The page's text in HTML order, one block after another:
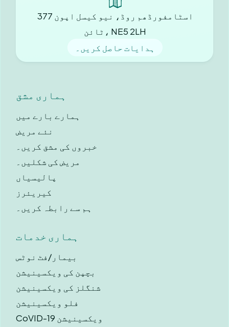
377 اسٹامفورڈھم روڈ، نیو کیسل اپون
ٹائن، NE5 2LH
ہدایات حاصل کریں۔
ہماری مشق
ہمارے بارے میں
نئے مریض
خبروں کی مشق کریں۔
مریض کی شکلیں۔
پالیسیاں
کیریئرز
ہم سے رابطہ کریں۔
ہماری خدمات
بیمار/فٹ نوٹس
بچپن کی ویکسینیشن
شنگلز کی ویکسینیشن
فلو ویکسینیشن
CoVID-19 ویکسینیشن